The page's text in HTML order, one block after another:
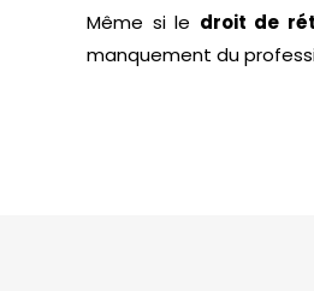
Même si le droit de
manquement du